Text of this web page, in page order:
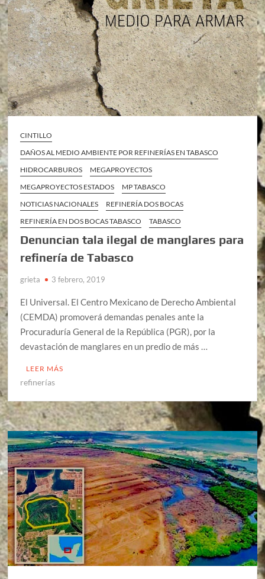
CINTILLO
DAÑOS AL MEDIO AMBIENTE POR REFINERÍAS EN TABASCO
HIDROCARBUROS
MEGAPROYECTOS
MEGAPROYECTOS ESTADOS
MP TABASCO
NOTICIAS NACIONALES
REFINERÍA DOS BOCAS
REFINERÍA EN DOS BOCAS TABASCO
TABASCO
Denuncian tala ilegal de manglares para
refinería de Tabasco
grieta 3 febrero, 2019
El Universal. El Centro Mexicano de Derecho Ambiental
(CEMDA) promoverá demandas penales ante la
Procuraduría General de la República (PGR), por la
devastación de manglares en un predio de más …
LEER MÁS
refinerías